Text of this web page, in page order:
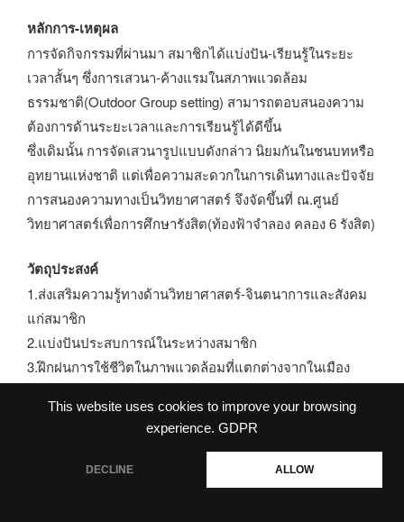
This website uses cookies to improve your browsing
experience. GDPR
DECLINE ALLOW
หลักการ-เหตุผล
การจัดกิจกรรมที่ผ่านมา สมาชิกได้แบ่งปัน-เรียนรู้ในระยะ
เวลาสั้นๆ ซึ่งการเสวนา-ค้างแรมในสภาพแวดล้อม
ธรรมชาติ(Outdoor Group setting) สามารถตอบสนองความ
ต้องการด้านระยะเวลาและการเรียนรู้ได้ดีขึ้น
ซึ่งเดิมนั้น การจัดเสวนารูปแบบดังกล่าว นิยมกันในชนบทหรือ
อุทยานแห่งชาติ แต่เพื่อความสะดวกในการเดินทางและปัจจัย
การสนองความทางเป็นวิทยาศาสตร์ จึงจัดขึ้นที่ ณ.ศูนย์
วิทยาศาสตร์เพื่อการศึกษารังสิต(ท้องฟ้าจำลอง คลอง 6 รังสิต)
วัตถุประสงค์
1.ส่งเสริมความรู้ทางด้านวิทยาศาสตร์-จินตนาการและสังคม
แก่สมาชิก
2.แบ่งปันประสบการณ์ในระหว่างสมาชิก
3.ฝึกฝนการใช้ชีวิตในภาพแวดล้อมที่แตกต่างจากในเมือง
วิธีการ
จัดเสวนาค้างแรมกลางแจ้ง ระยะเวลา 2 วัน 1 คืน
สถานที่ ณ บริเวณ สนามหญ้า ริมบึง ณ.ศูนย์วิทยาศาสตร์เพื่อ